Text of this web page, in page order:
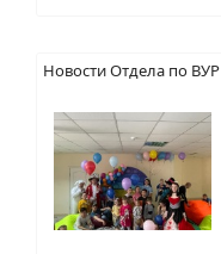
Новости Отдела по ВУР